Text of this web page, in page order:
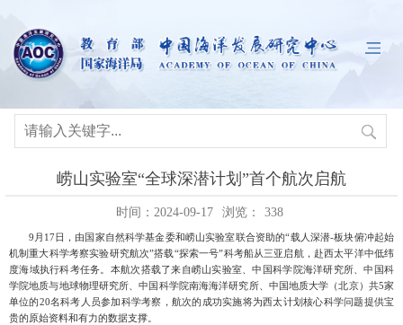
崂山实验室“全球深潜计划”首个航次启航
时间：2024-09-17 浏览： 338
9 月 17日，由国家自然科学基金委和崂山实验室联合资助的“载人深潜-板块俯冲起始
机制重大科学考察实验研究航次”搭载“探索一号”科考船从三亚启航，赴西太平洋中低纬
度海域执行科考任务。本航次搭载了来自崂山实验室、中国科学院海洋研究所、中国科
学院地质与地球物理研究所、中国科学院南海海洋研究所、中国地质大学（北京）共5家
单位的20名科考人员参加科学考察，航次的成功实施将为西太计划核心科学问题提供宝
贵的原始资料和有力的数据支撑。